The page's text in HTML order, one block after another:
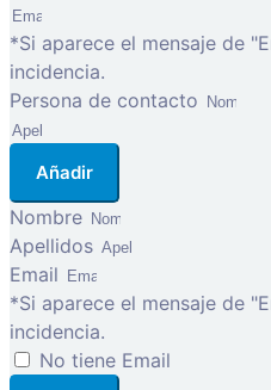
*Si aparece el mensaje de
incidencia.
Persona de contacto
Añadir
Nombre
Apellidos
Email
*Si aparece el mensaje de
incidencia.
No tiene Email